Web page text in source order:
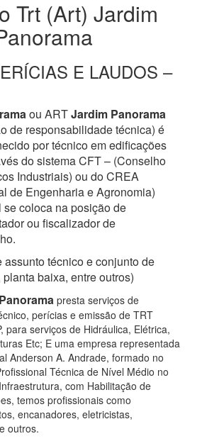
Trt (Art) Jardim
E LAUDOS –
ou ARTJardim Panorama
de responsabilidade técnica) é
por técnico em edificações
do sistema CFT – (Conselho
Industriais) ou do CREA
de Engenharia e Agronomia)
coloca na posição de
ou fiscalizador de
assunto técnico e conjunto de
baixa, entre outros)
presta serviços de
perícias e emissão de TRT
para serviços de Hidráulica, Elétrica,
Etc; E uma empresa representada
Anderson A. Andrade, formado no
Técnica de Nível Médio no
com Habilitação de
temos profissionais como
encanadores, eletricistas,
outros.